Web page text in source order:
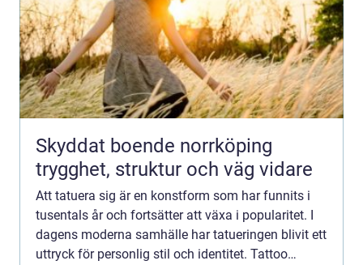
Skyddat boende norrköping
trygghet, struktur och väg vidare
Att tatuera sig är en konstform som har funnits i
tusentals år och fortsätter att växa i popularitet. I
dagens moderna samhälle har tatueringen blivit ett
uttryck för personlig stil och identitet. Tattoo